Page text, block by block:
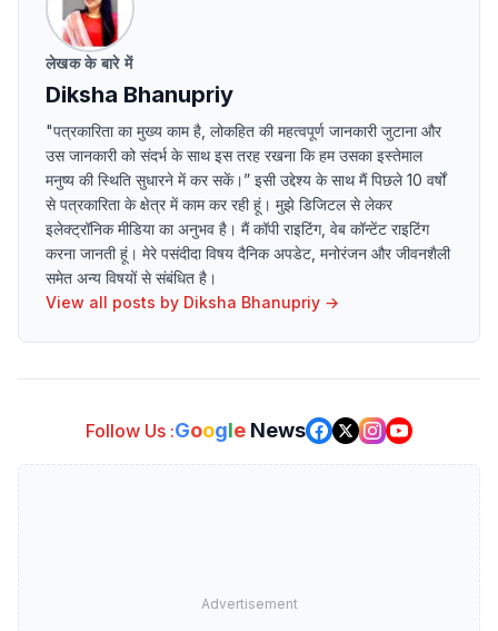
लेखक के बारे में
Diksha Bhanupriy
"पत्रकारिता का मुख्य काम है, लोकहित की महत्वपूर्ण जानकारी जुटाना और
उस जानकारी को संदर्भ के साथ इस तरह रखना कि हम उसका इस्तेमाल
मनुष्य की स्थिति सुधारने में कर सकें।” इसी उद्देश्य के साथ मैं पिछले 10 वर्षों
से पत्रकारिता के क्षेत्र में काम कर रही हूं। मुझे डिजिटल से लेकर
इलेक्ट्रॉनिक मीडिया का अनुभव है। मैं कॉपी राइटिंग, वेब कॉन्टेंट राइटिंग
करना जानती हूं। मेरे पसंदीदा विषय दैनिक अपडेट, मनोरंजन और जीवनशैली
समेत अन्य विषयों से संबंधित है।
View all posts by Diksha Bhanupriy →
Follow Us :Google News
Advertisement